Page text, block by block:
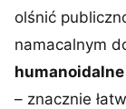
olśnić
namacalnym
– znacznie